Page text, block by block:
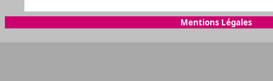
Mentions Légales